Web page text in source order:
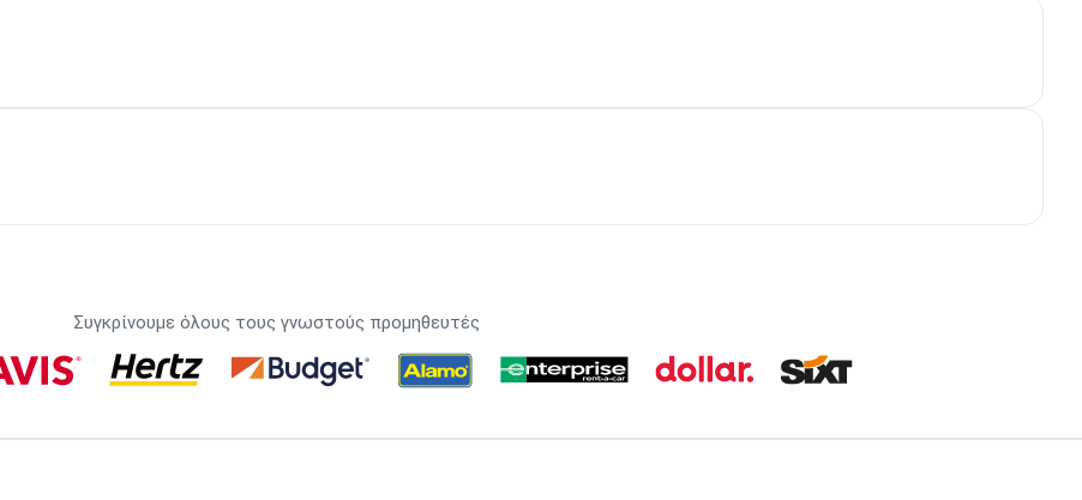
Συγκρίνουμε όλους τους γνωστούς προμηθευτές